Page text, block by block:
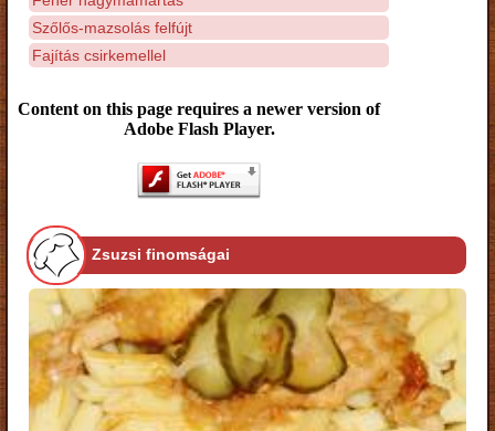
Szőlős-mazsolás felfújt
Fajítás csirkemellel
Content on this page requires a newer version of
Adobe Flash Player.
Zsuzsi finomságai